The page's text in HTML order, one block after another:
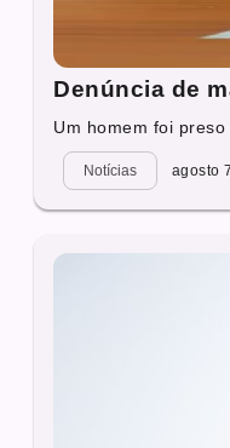
Denúncia de
Um homem foi
Notícias agosto